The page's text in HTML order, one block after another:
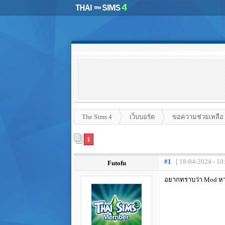
The Sims 4 เว็บบอร์ด ขอความช่วยเหลือ
1
Futofu #1 [ 18-04-2024 -
อยากทราบว่า Mod